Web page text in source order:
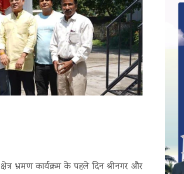
भ्रमण कार्यक्रम के पहले दिन श्रीनगर और